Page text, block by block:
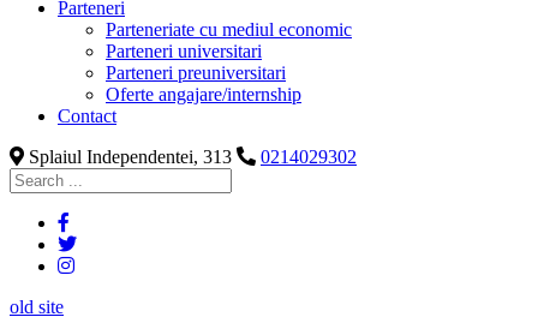
Parteneri
Parteneriate cu mediul economic
Parteneri universitari
Parteneri preuniversitari
Oferte angajare/internship
Contact
Splaiul Independentei, 313
0214029302
old site